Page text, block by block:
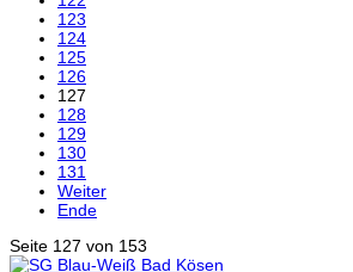
123
124
125
126
127
128
129
130
131
Weiter
Ende
Seite 127 von 153